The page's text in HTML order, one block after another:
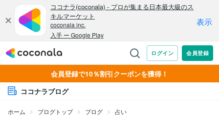
会員登録で10％割引クーポンを獲得！
ココナラブログ
ホーム ブログトップ ブログ 占い